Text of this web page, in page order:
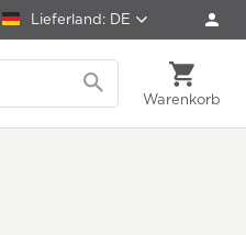
Lieferland: DE
Warenkorb